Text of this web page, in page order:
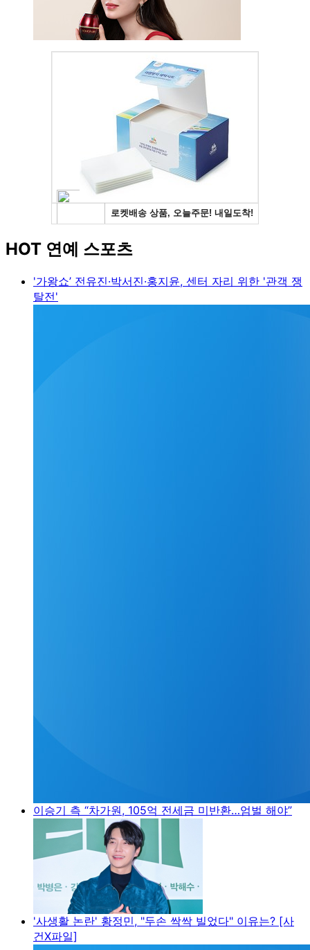
HOT 연예 스포츠
'가왕쇼’ 전유진·박서진·홍지윤, 센터 자리 위한 '관객 쟁
탈전'
이승기 측 “차가원, 105억 전세금 미반환…엄벌 해야”
'사생활 논란' 황정민, "두손 싹싹 빌었다" 이유는? [사
건X파일]